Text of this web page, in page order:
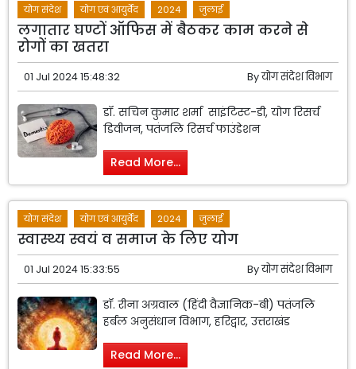
योग संदेश योग एवं आयुर्वेद 2024 जुलाई
लगातार घण्टों ऑफिस में बैठकर काम करने से
रोगों का खतरा
01 Jul 2024 15:48:32 Byयोग संदेश विभाग
डॉ. सचिन कुमार शर्मा साइंटिस्ट-डी, योग रिसर्च
डिवीजन, पतंजलि रिसर्च फाउंडेशन
Read More...
योग संदेश योग एवं आयुर्वेद 2024 जुलाई
स्वास्थ्य स्वयं व समाज के लिए योग
01 Jul 2024 15:33:55 Byयोग संदेश विभाग
डॉ. रीना अग्रवाल (हिंदी वैज्ञानिक-बी) पतंजलि
हर्बल अनुसंधान विभाग, हरिद्वार, उत्तराखंड
Read More...